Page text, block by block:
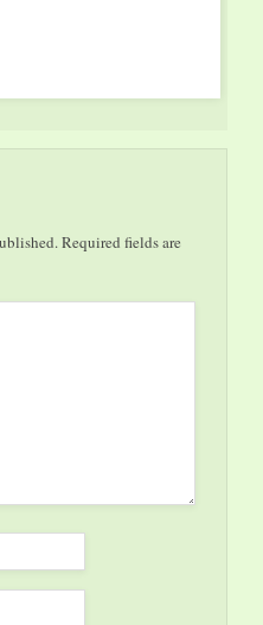
Required fields are